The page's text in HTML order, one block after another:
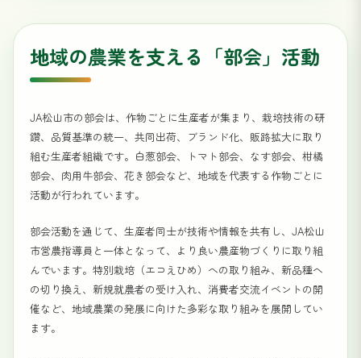
地域の農業を支える「部会」活動
JA松山市の部会は、作物ごとに生産者が集まり、栽培技術の研
鑽、品質基準の統一、共同出荷、ブランド化、販路拡大に取り
組む生産者組織です。白葱部会、トマト部会、なす部会、柑橘
部会、肉用牛部会、花き部会など、地域を代表する作物ごとに
活動が行われています。
部会活動を通じて、生産者同士が技術や情報を共有し、JA松山
市営農指導員と一体となって、より良い農産物づくりに取り組
んでいます。特別栽培（エコえひめ）への取り組み、新品種へ
の切り換え、新規就農者の受け入れ、消費者交流イベントの開
催など、地域農業の発展に向けた多彩な取り組みを展開してい
ます。